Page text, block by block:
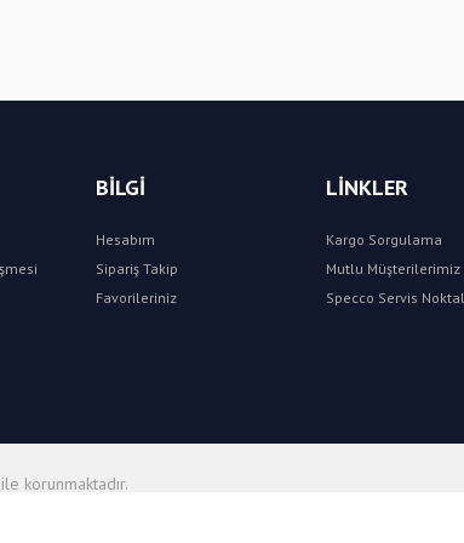
BİLGİ
Hesabım
Sipariş Takip
Favorileriniz
LİNKLER
Kargo Sorgulama
Mutlu Müşterilerimiz
Specco Servis
korunmaktadır.